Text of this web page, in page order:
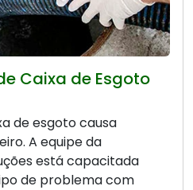
Caixa de Esgoto
de esgoto causa
A equipe da
está capacitada
de problema com